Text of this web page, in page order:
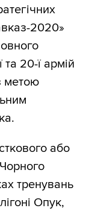
2020»
20-ї армій
метою
або
тренувань
Опук,